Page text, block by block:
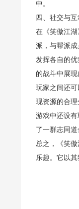
中。
四、社交与
在《笑傲江
派，与帮派
发挥各自的
的战斗中展现
玩家之间还
现资源的合
游戏中还设
了一群志同
总之，《笑
乐趣。它以